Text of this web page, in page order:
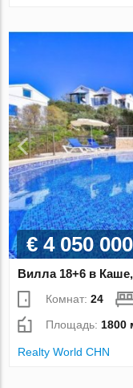
€ 4 050 000
Вилла 18+6 в
Комнат:24
Площадь:1800
Realty World CHN